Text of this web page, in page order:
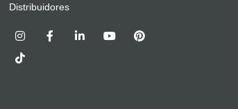
Distribuidores